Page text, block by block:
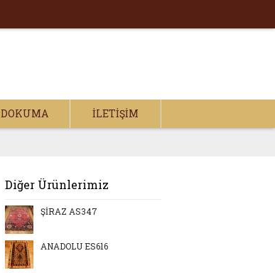
DOKUMA İLETIŞIM
Diğer Ürünlerimiz
ŞİRAZ AS347
ANADOLU ES616